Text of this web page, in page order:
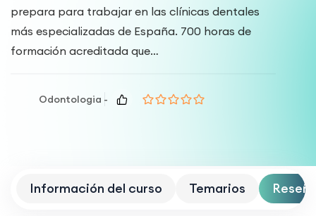
prepara para trabajar en las clínicas dentales
más especializadas de España. 700 horas de
formación acreditada que…
Odontologia -
Información del curso Temarios